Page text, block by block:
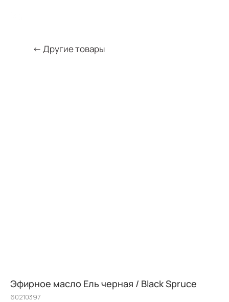
← Другие товары
Эфирное масло Ель черная / Black Spruce
60210397